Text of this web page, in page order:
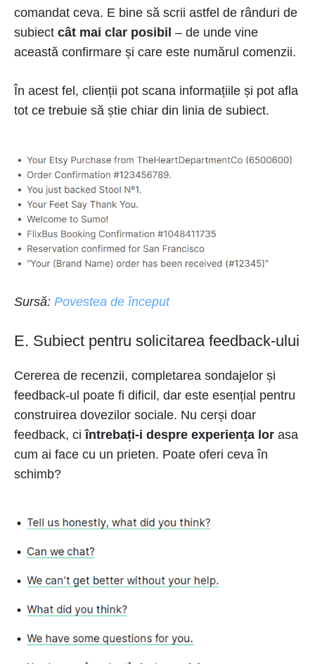
comandat ceva. E bine să scrii astfel de rânduri de
subiect cât mai clar posibil – de unde vine
această confirmare și care este numărul comenzii.
În acest fel, clienții pot scana informațiile și pot afla
tot ce trebuie să știe chiar din linia de subiect.
Sursă: Povestea de început
E. Subiect pentru solicitarea feedback-ului
Cererea de recenzii, completarea sondajelor și
feedback-ul poate fi dificil, dar este esențial pentru
construirea dovezilor sociale. Nu cerși doar
feedback, ciîntrebați-i despre experiența lor asa
cum ai face cu un prieten. Poate oferi ceva în
schimb?